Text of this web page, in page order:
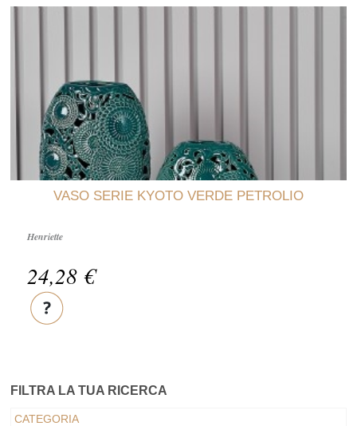
VASO SERIE KYOTO VERDE PETROLIO
Henriette
24,28 €
FILTRA LA TUA RICERCA
CATEGORIA